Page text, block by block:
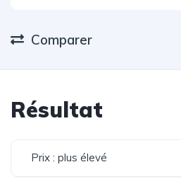
Comparer
Résultat
Prix : plus élevé